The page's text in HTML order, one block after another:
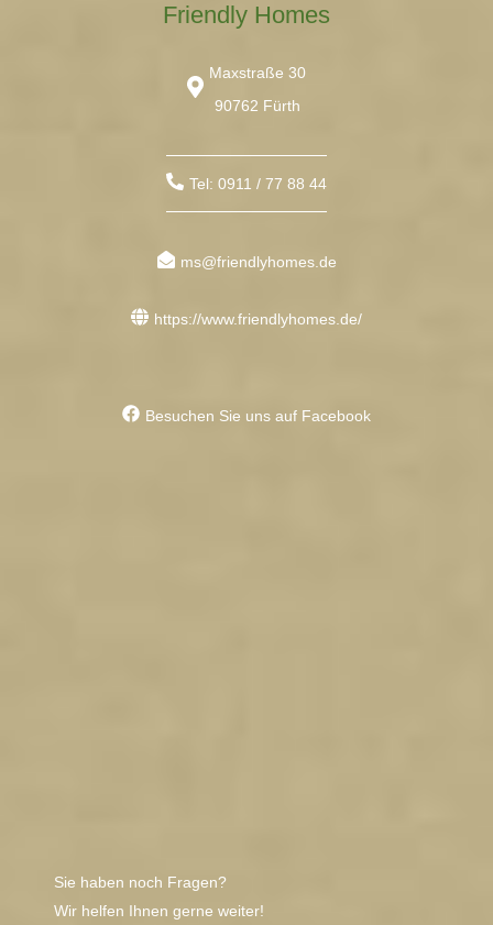
Friendly Homes
Maxstraße 30
90762 Fürth
Tel: 0911 / 77 88 44
ms@friendlyhomes.de
https://www.friendlyhomes.de/
Besuchen Sie uns auf Facebook
Sie haben noch Fragen?
Wir helfen Ihnen gerne weiter!